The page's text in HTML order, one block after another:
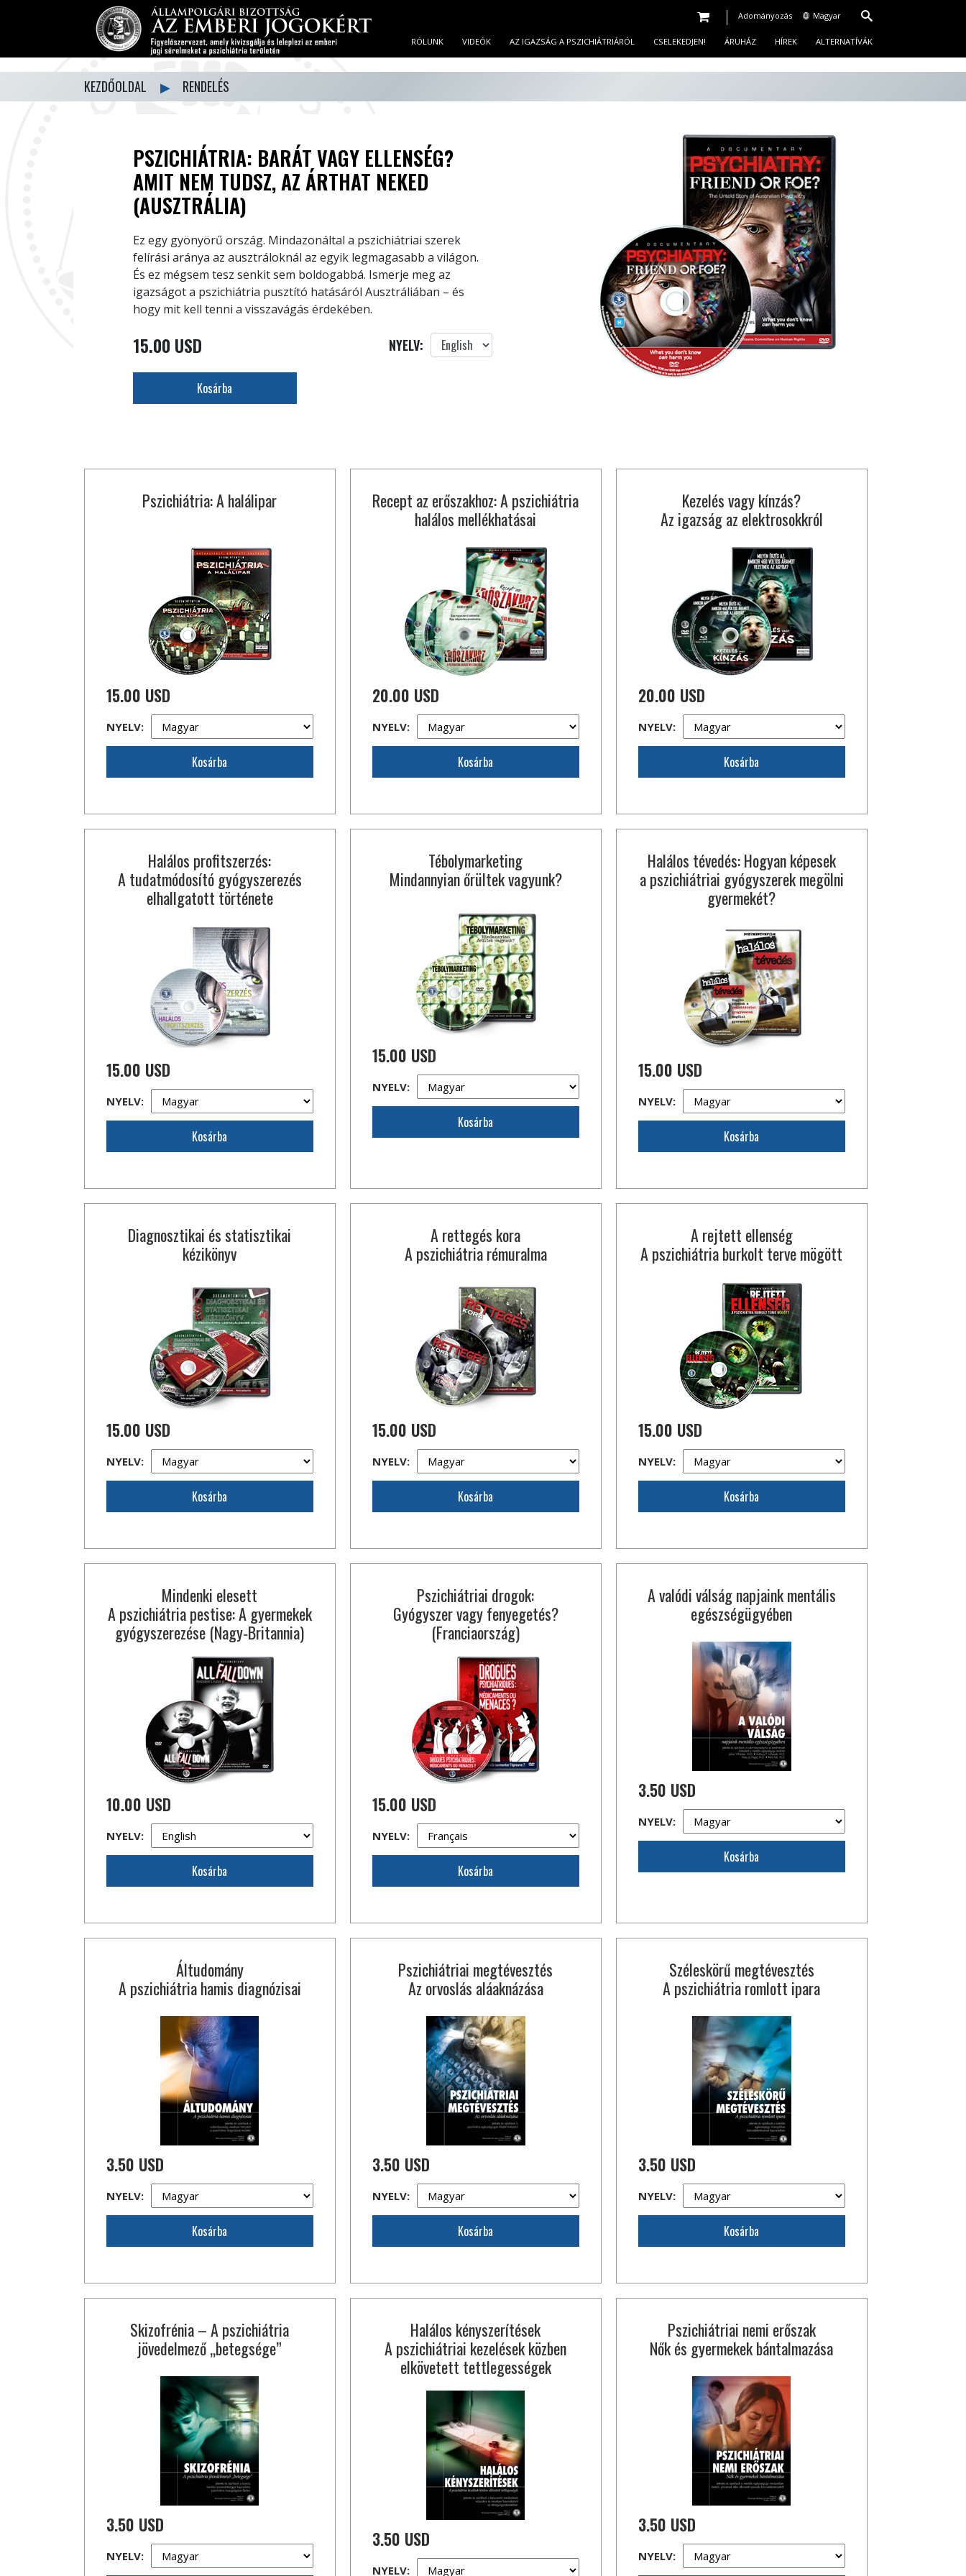
Adományozás Magyar
RÓLUNK VIDEÓK AZ IGAZSÁG A PSZICHIÁTRIÁRÓL CSELEKEDJEN! ÁRUHÁZ HÍREK ALTERNATÍVÁK
KEZDŐOLDAL ▶ RENDELÉS
PSZICHIÁTRIA: BARÁT VAGY ELLENSÉG?
AMIT NEM TUDSZ, AZ ÁRTHAT NEKED
(AUSZTRÁLIA)
Ez egy gyönyörű ország. Mindazonáltal a pszichiátriai szerek
felírási aránya az ausztráloknál az egyik legmagasabb a világon.
És ez mégsem tesz senkit sem boldogabbá. Ismerje meg az
igazságot a pszichiátria pusztító hatásáról Ausztráliában – és
hogy mit kell tenni a visszavágás érdekében.
15.00 USD NYELV:
Kosárba
Pszichiátria: A halálipar
15.00 USD
NYELV:
Kosárba
Recept az erőszakhoz: A pszichiátria
halálos mellékhatásai
20.00 USD
NYELV:
Kosárba
Kezelés vagy kínzás?
Az igazság az elektrosokkról
20.00 USD
NYELV:
Kosárba
Halálos profitszerzés:
A tudatmódosító gyógyszerezés
elhallgatott története
15.00 USD
NYELV:
Kosárba
Tébolymarketing
Mindannyian őrültek vagyunk?
15.00 USD
NYELV:
Kosárba
Halálos tévedés: Hogyan képesek
a pszichiátriai gyógyszerek megölni
gyermekét?
15.00 USD
NYELV:
Kosárba
Diagnosztikai és statisztikai
kézikönyv
15.00 USD
NYELV:
Kosárba
A rettegés kora
A pszichiátria rémuralma
15.00 USD
NYELV:
Kosárba
A rejtett ellenség
A pszichiátria burkolt terve mögött
15.00 USD
NYELV:
Kosárba
Mindenki elesett
A pszichiátria pestise: A gyermekek
gyógyszerezése (Nagy‑Britannia)
10.00 USD
NYELV:
Kosárba
Pszichiátriai drogok:
Gyógyszer vagy fenyegetés?
(Franciaország)
15.00 USD
NYELV:
Kosárba
A valódi válság napjaink mentális
egészségügyében
3.50 USD
NYELV:
Kosárba
Áltudomány
A pszichiátria hamis diagnózisai
3.50 USD
NYELV:
Kosárba
Pszichiátriai megtévesztés
Az orvoslás aláaknázása
3.50 USD
NYELV:
Kosárba
Széleskörű megtévesztés
A pszichiátria romlott ipara
3.50 USD
NYELV:
Kosárba
Skizofrénia – A pszichiátria
jövedelmező „betegsége”
3.50 USD
NYELV:
Halálos kényszerítések
A pszichiátriai kezelések közben
elkövetett tettlegességek
3.50 USD
NYELV:
Pszichiátriai nemi erőszak
Nők és gyermekek bántalmazása
3.50 USD
NYELV: